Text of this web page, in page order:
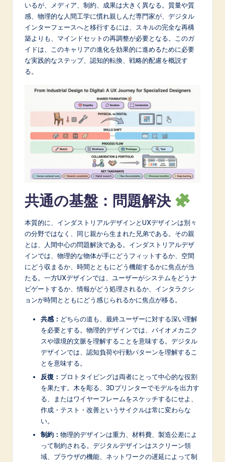
L
&
S
o
w
いるが、メディア、制約、成果は大きく異なる。質量や質
感、物理的な人間工学に慣れ親しんだ専門家が、デジタル
インターフェースへと移行するには、スキルの完全な再構
築よりも、マインドセットの再調整が必要となる。このガ
イドは、このキャリアの進化を効果的に進めるために必要
な実践的なステップ、認知的転換、戦略的配慮を概説す
る。
共通の基盤：問題解決
本質的に、インダストリアルデザインとUXデザインは別々
の分野ではなく、同じ親から生まれた兄弟である。その親
とは、人間中心の問題解決である。インダストリアルデザ
インでは、物理的な物体が手にどうフィットするか、空間
にどう収まるか、時間とともにどう機能するかに焦点が当
たる。一方UXデザインでは、ユーザーがシステムをどうナ
ビゲートするか、情報がどう処理されるか、インタラクシ
ョンが時間とともにどう感じられるかに焦点が移る。
共感： どちらの道も、最終ユーザーに対する深い理解
を必要とする。物理的デザインでは、バイオメカニク
スや環境的文脈を理解することを意味する。デジタル
デザインでは、認知負荷や行動パターンを理解するこ
とを意味する。
反復： プロトタイピングは両者にとって中心的な役割
を果たす。木を彫る、3Dプリンターでモデルを出力す
る、またはワイヤーフレームをスケッチするにせよ、
作成・テスト・改善というサイクルは常に変わらな
い。
制約： 物理的デザインは重力、材料費、製造公差によ
って制約される。デジタルデザインはスクリーン領
域、ブラウザの機能、ネットワークの遅延によって制